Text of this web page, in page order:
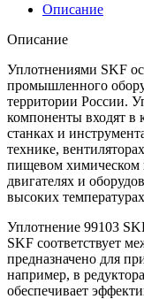
Описание
Описание
Уплотнениями SKF
промышленного
территории России.
компоненты входят в
станках и
технике,
пищевом химическом
двигателях и
высоких
Уплотнение 99103
SKF соответствует
предназначено для
например, в
обеспечивает